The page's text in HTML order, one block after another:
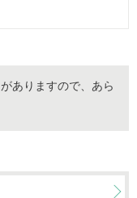
ありますので、あら